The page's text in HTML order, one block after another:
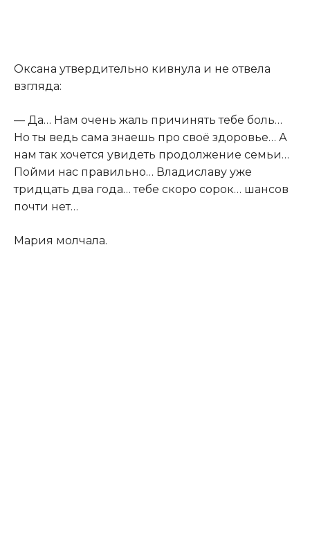
Оксана утвердительно кивнула и не отвела
взгляда:
— Да… Нам очень жаль причинять тебе боль…
Но ты ведь сама знаешь про своё здоровье… А
нам так хочется увидеть продолжение семьи…
Пойми нас правильно… Владиславу уже
тридцать два года… тебе скоро сорок… шансов
почти нет…
Мария молчала.